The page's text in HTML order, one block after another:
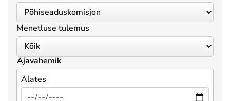
Menetluse tulemus
Ajavahemik
Alates